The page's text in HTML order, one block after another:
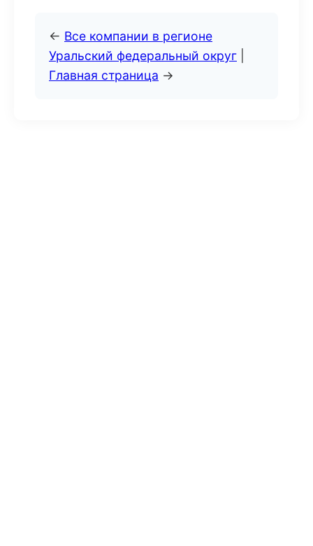
← Все компании в регионе
Уральский федеральный округ
Главная страница →